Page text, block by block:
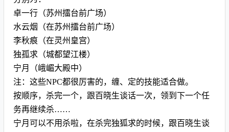
卓一行（苏州擂台前广场）
水云烟（在苏州擂台前广场）
李秋痕（在灵州皇宫）
独孤求（城都望江楼）
宁月（峨嵋大殿中）
注：这些NPC都很厉害的，缠、定的技能适合做。
按顺序，杀完一个，跟百晓生谈话一次，领到下一个任
务再继续杀……
宁月可以不用杀啦，在杀完独狐求的时候，跟百晓生谈